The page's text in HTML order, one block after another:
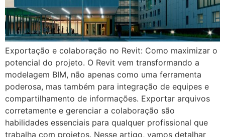
Exportação e colaboração no Revit: Como maximizar o
potencial do projeto. O Revit vem transformando a
modelagem BIM, não apenas como uma ferramenta
poderosa, mas também para integração de equipes e
compartilhamento de informações. Exportar arquivos
corretamente e gerenciar a colaboração são
habilidades essenciais para qualquer profissional que
trabalha com projetos. Nesse artigo, vamos detalhar